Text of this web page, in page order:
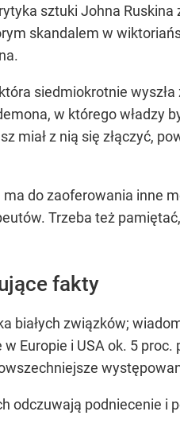
sztuki Johna
skandalem w
siedmiokrotnie
w którego władzy
miał z nią się złączyć,
do zaoferowania inne
Trzeba też
fakty
białych związków;
Europie i USA ok. 5
odczuwają podniecenie i